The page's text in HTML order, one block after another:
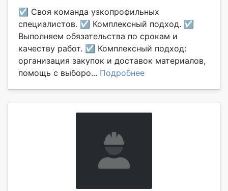
☑ Своя команда узкопрофильных
специалистов. ☑ Комплексный подход. ☑
Выполняем обязательства по срокам и
качеству работ. ☑ Комплексный подход:
организация закупок и доставок материалов,
помощь с выборо... Подробнее